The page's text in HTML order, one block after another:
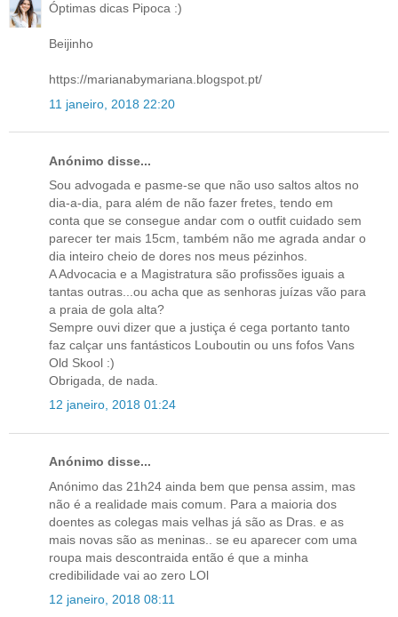
Óptimas dicas Pipoca :)
Beijinho
https://marianabymariana.blogspot.pt/
11 janeiro, 2018 22:20
Anónimo disse...
Sou advogada e pasme-se que não uso saltos altos no
dia-a-dia, para além de não fazer fretes, tendo em
conta que se consegue andar com o outfit cuidado sem
parecer ter mais 15cm, também não me agrada andar o
dia inteiro cheio de dores nos meus pézinhos.
A Advocacia e a Magistratura são profissões iguais a
tantas outras...ou acha que as senhoras juízas vão para
a praia de gola alta?
Sempre ouvi dizer que a justiça é cega portanto tanto
faz calçar uns fantásticos Louboutin ou uns fofos Vans
Old Skool :)
Obrigada, de nada.
12 janeiro, 2018 01:24
Anónimo disse...
Anónimo das 21h24 ainda bem que pensa assim, mas
não é a realidade mais comum. Para a maioria dos
doentes as colegas mais velhas já são as Dras. e as
mais novas são as meninas.. se eu aparecer com uma
roupa mais descontraida então é que a minha
credibilidade vai ao zero LOl
12 janeiro, 2018 08:11